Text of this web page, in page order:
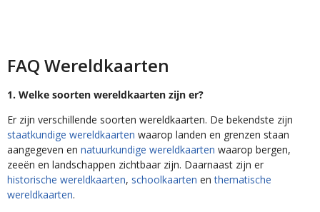
FAQ Wereldkaarten
1. Welke soorten wereldkaarten zijn er?
Er zijn verschillende soorten wereldkaarten. De bekendste zijn
staatkundige wereldkaarten waarop landen en grenzen staan
aangegeven en natuurkundige wereldkaarten waarop bergen,
zeeën en landschappen zichtbaar zijn. Daarnaast zijn er
historische wereldkaarten, schoolkaarten enthematische
wereldkaarten.